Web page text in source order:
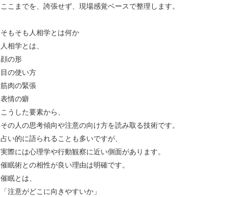
ここまでを、誇張せず、現場感覚ベースで整理します。
そもそも人相学とは何か
人相学とは、
顔の形
目の使い方
筋肉の緊張
表情の癖
こうした要素から、
その人の思考傾向や注意の向け方を読み取る技術です。
占い的に語られることも多いですが、
実際には心理学や行動観察に近い側面があります。
催眠術との相性が良い理由は明確です。
催眠とは、
「注意がどこに向きやすいか」